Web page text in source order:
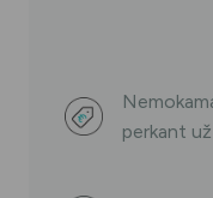
perkant